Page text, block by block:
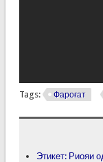
Tags: Фароғат
Этикет: Риояи